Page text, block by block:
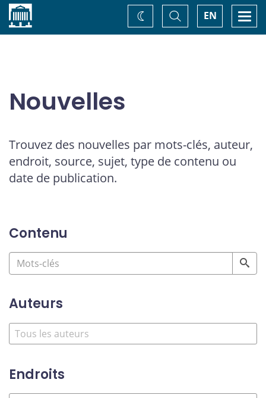
Accueil EN
Basculer
la
recherche
Changez
de
Nouvelles
Trouvez des nouvelles par mots-clés, auteur,
endroit, source, sujet, type de contenu ou
date de publication.
Contenu
Auteurs
Endroits